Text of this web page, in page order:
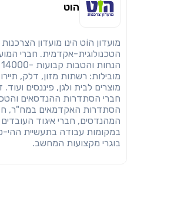
הוט
מועדון הוֹט הינו מועדון
הטכנולוגית-אקדמית. חברי
מובילות: רשתות מזון, דלק,
מוצרים לבית ולגן, פיננסים
חברי הסתדרות ההנדסאים
הסתדרות האקדמאים במח"ר,
המהנדסים, חברי איגוד העובדים
במקומות עבודה בתעשיית ההי-
בוגרי מקצועות המחשב.